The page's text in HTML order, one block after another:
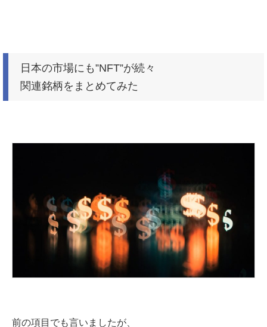
日本の市場にも”NFT”が続々
関連銘柄をまとめてみた
前の項目でも言いましたが、